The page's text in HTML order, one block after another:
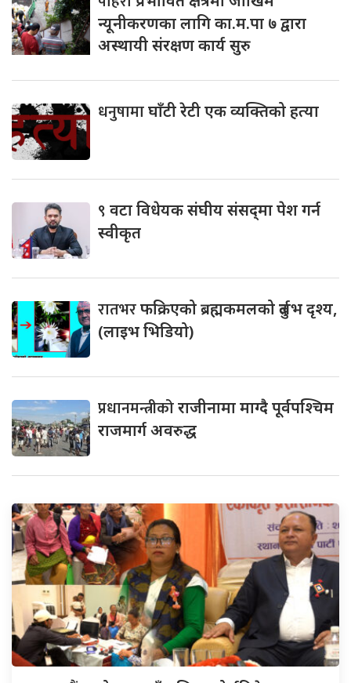
न्यूनीकरणका लागि का.म.पा ७ द्वारा
अस्थायी संरक्षण कार्य सुरु
धनुषामाघाँटी रेटी एक व्यक्तिको हत्या
९ वटा विधेयक संघीय संसद्‌मा पेश गर्न
स्वीकृत
रातभरफक्रिएको ब्रह्मकमलको दुर्लभ दृश्य,
(लाइभ भिडियो)
प्रधानमन्त्रीकोराजीनामा माग्दै पूर्वपश्चिम
राजमार्ग अवरुद्ध